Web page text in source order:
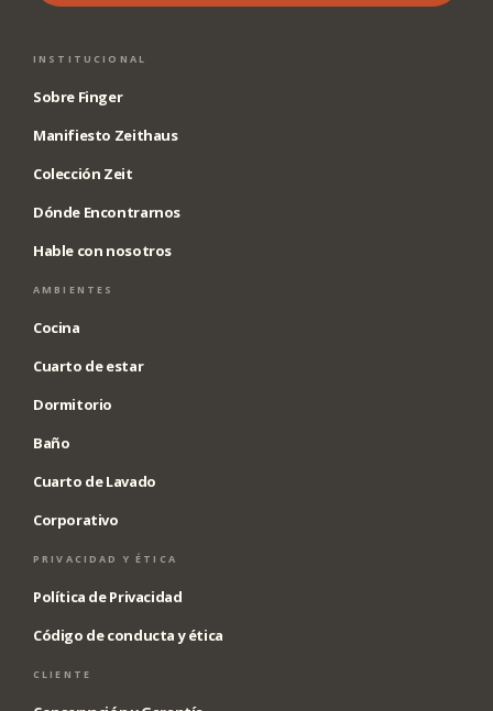
INSTITUCIONAL
Sobre Finger
Manifiesto Zeithaus
Colección Zeit
Dónde Encontrarnos
Hable con nosotros
AMBIENTES
Cocina
Cuarto de estar
Dormitorio
Baño
Cuarto de Lavado
Corporativo
PRIVACIDAD Y ÉTICA
Política de Privacidad
Código de conducta y ética
CLIENTE